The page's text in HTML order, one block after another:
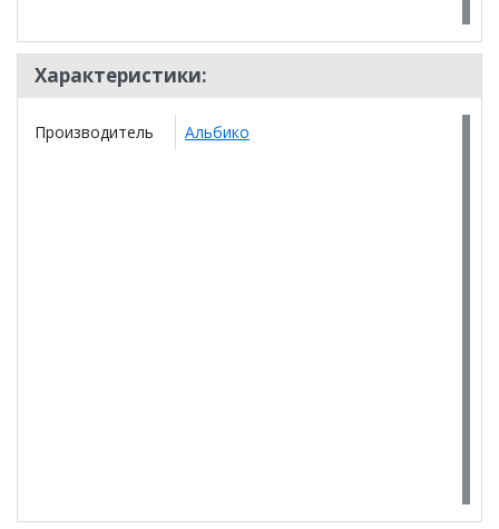
Характеристики:
Производитель Альбико